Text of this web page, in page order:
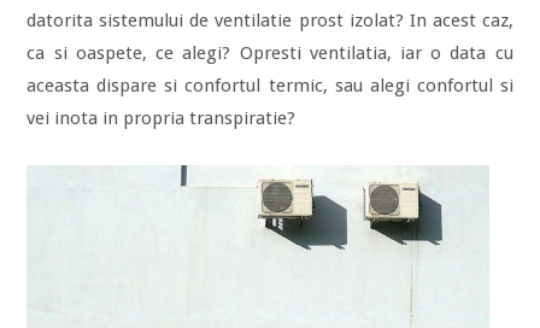
datorita sistemului de ventilatie prost izolat? In acest caz,
ca si oaspete, ce alegi? Opresti ventilatia, iar o data cu
aceasta dispare si confortul termic, sau alegi confortul si
vei inota in propria transpiratie?